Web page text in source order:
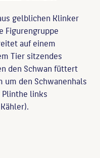
gelblichen Klinker
Figurengruppe
auf einem
Tier sitzendes
den Schwan füttert
den Schwanenhals
links